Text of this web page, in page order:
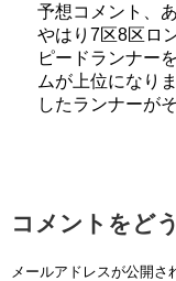
予想コメント、
やはり7区8区ロ
ピードランナー
ムが上位になり
したランナーが
コメントをど
メールアドレスが公開さ